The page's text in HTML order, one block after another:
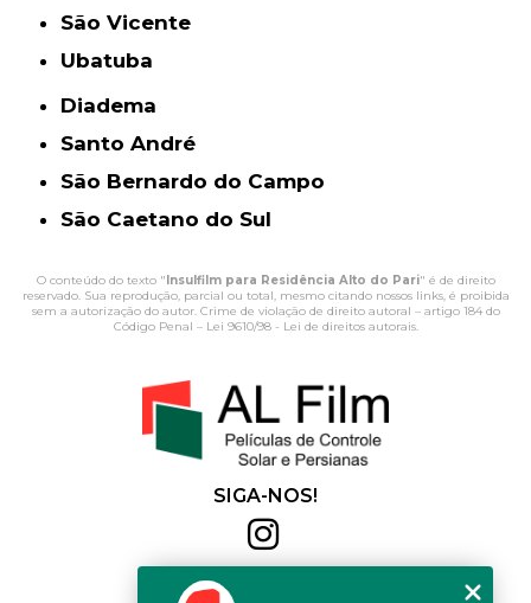
São Vicente
Ubatuba
Diadema
Santo André
São Bernardo do Campo
São Caetano do Sul
O conteúdo do texto " Insulfilm para Residência Alto do Pari" é de direito
reservado. Sua reprodução, parcial ou total, mesmo citando nossos links, é proibida
sem a autorização do autor. Crime de violação de direito autoral – artigo 184 do
Código Penal – Lei 9610/98 - Lei de direitos autorais.
SIGA-NOS!